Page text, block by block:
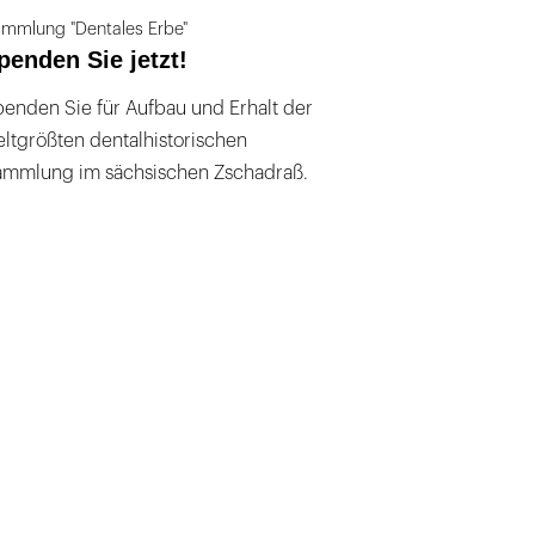
"Dentales Erbe"
Sie jetzt!
Sie für Aufbau und Erhalt der
dentalhistorischen
im sächsischen Zschadraß.